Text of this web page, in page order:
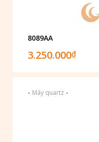
8089AA
3.250.000₫
- Máy quartz -